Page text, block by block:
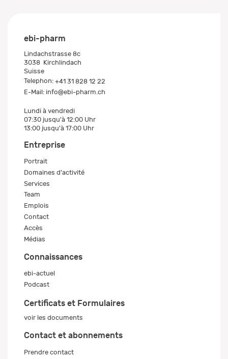
ebi-pharm
Lindachstrasse 8c
3038 Kirchlindach
Suisse
Telephon: +41 31 828 12 22
E-Mail: info@ebi-pharm.ch
Lundi à vendredi
07:30 jusqu'à 12:00 Uhr
13:00 jusqu'à 17:00 Uhr
Entreprise
Portrait
Domaines d'activité
Services
Team
Emplois
Contact
Accès
Médias
Connaissances
ebi-actuel
Podcast
Certificats et Formulaires
voir les documents
Contact et abonnements
Prendre contact